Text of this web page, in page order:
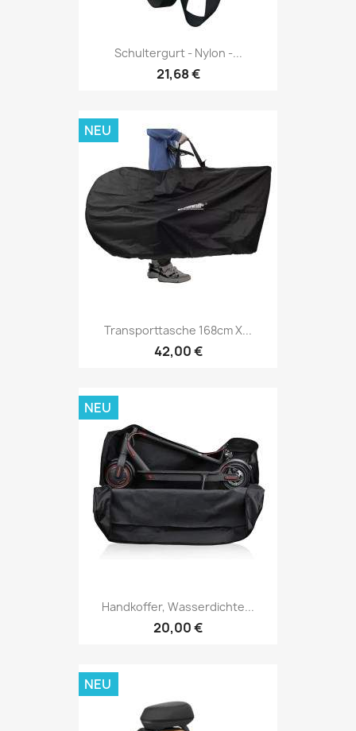
Schultergurt - Nylon -...
21,68 €
Transporttasche 168cm X...
42,00 €
NEU
Handkoffer, Wasserdichte...
20,00 €
NEU
NEU